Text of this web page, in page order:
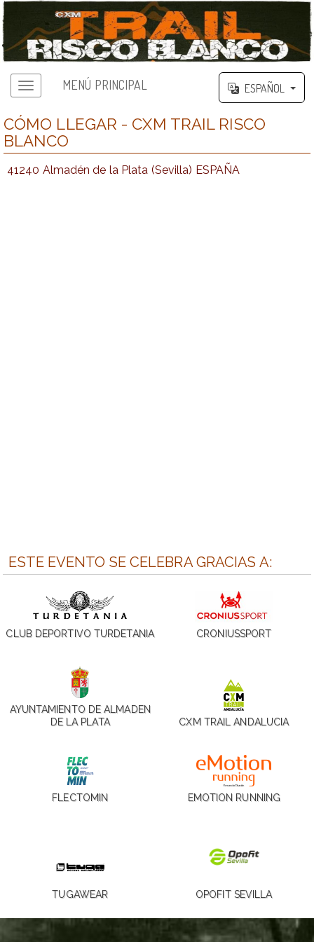
MENÚ PRINCIPAL ESPAÑOL
CÓMO LLEGAR - CXM TRAIL RISCO
BLANCO
41240 Almadén de la Plata (Sevilla) ESPAÑA
ESTE EVENTO SE CELEBRA GRACIAS A:
CLUB DEPORTIVO TURDETANIA CRONIUSSPORT
AYUNTAMIENTO DE ALMADEN
DE LA PLATA
CXM TRAIL ANDALUCIA
FLECTOMIN EMOTION RUNNING
TUGAWEAR OPOFIT SEVILLA